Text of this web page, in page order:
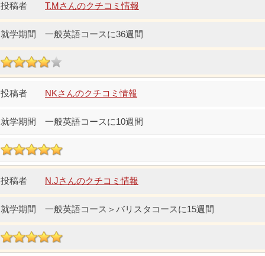
T.Mさんのクチコミ情報
一般英語コースに36週間
NKさんのクチコミ情報
一般英語コースに10週間
N.Jさんのクチコミ情報
一般英語コース＞バリスタコースに15週間